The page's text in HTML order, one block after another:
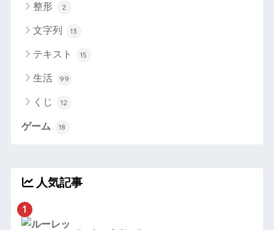
整形 2
文字列 13
テキスト 15
生活 99
くじ 12
ゲーム 18
人気記事
1